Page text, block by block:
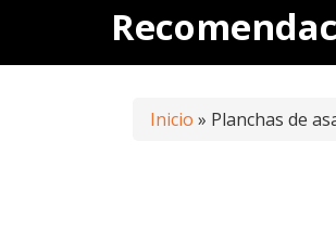
contenido
Inicio » Planchas de